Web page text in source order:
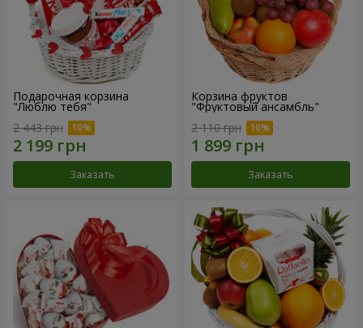
Подарочная корзина
"Люблю тебя"
2 443 грн
Заказать
Корзина фруктов
"Фруктовый ансамбль"
2 110 грн
Заказать